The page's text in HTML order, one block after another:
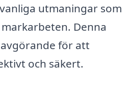
utmaningar som
Denna
för att
och säkert.